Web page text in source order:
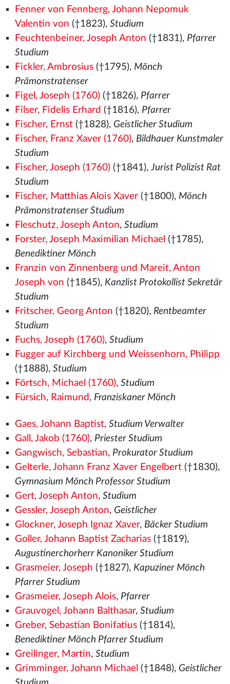
Fenner von Fennberg, Johann Nepomuk
Valentin von (†1823), Studium
Feuchtenbeiner, Joseph Anton (†1831), Pfarrer
Studium
Fickler, Ambrosius(†1795), Mönch
Prämonstratenser
Figel, Joseph (1760)(†1826), Pfarrer
Filser, Fidelis Erhard (†1816), Pfarrer
Fischer, Ernst(†1828), Geistlicher Studium
Fischer, Franz Xaver (1760), Bildhauer Kunstmaler
Studium
Fischer, Joseph (1760)(†1841),Jurist Polizist Rat
Studium
Fischer, Matthias Alois Xaver(†1800), Mönch
Prämonstratenser Studium
Fleschutz, Joseph Anton, Studium
Forster, Joseph Maximilian Michael (†1785),
Benediktiner Mönch
Franzin von Zinnenberg und Mareit, Anton
Joseph von (†1845), Kanzlist Protokollist Sekretär
Studium
Fritscher, Georg Anton (†1820), Rentbeamter
Studium
Fuchs, Joseph (1760), Studium
Fugger auf Kirchberg und Weissenhorn, Philipp
(†1888), Studium
Förtsch, Michael (1760), Studium
Fürsich, Raimund , Franziskaner Mönch
Gaes, Johann Baptist, Studium Verwalter
Gall, Jakob (1760), Priester Studium
Gangwisch, Sebastian, Prokurator Studium
Gelterle, Johann Franz Xaver Engelbert(†1830),
Gymnasium Mönch Professor Studium
Gert, Joseph Anton, Studium
Gessler, Joseph Anton, Geistlicher
Glockner, Joseph Ignaz Xaver, Bäcker Studium
Goller, Johann Baptist Zacharias(†1819),
Augustinerchorherr Kanoniker Studium
Grasmeier, Joseph (†1827), Kapuziner Mönch
Pfarrer Studium
Grasmeier, Joseph Alois, Pfarrer
Grauvogel, Johann Balthasar, Studium
Greber, Sebastian Bonifatius(†1814),
Benediktiner Mönch Pfarrer Studium
Greilinger, Martin, Studium
Grimminger, Johann Michael (†1848), Geistlicher